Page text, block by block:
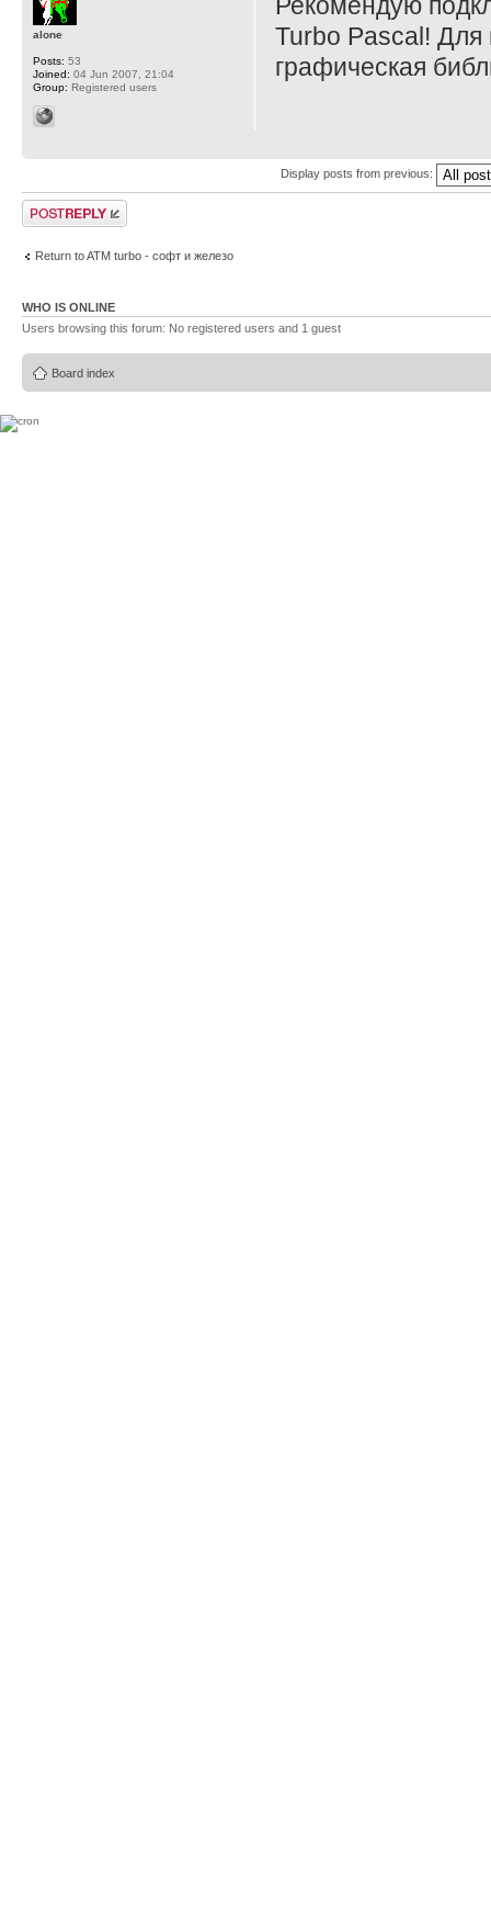
Turbo Pascal! Для
графическая
alone
Posts: 53
Joined: 04 Jun 2007, 21:04
Group: Registered users
Display posts from previous:
Post a reply
Return to ATM turbo - софт и железо
WHO IS ONLINE
Users browsing this forum: No registered users and 1 guest
Board index